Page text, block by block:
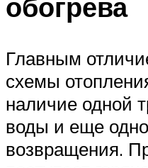
Главным
схемы
наличие одной
воды и еще
возвращения.